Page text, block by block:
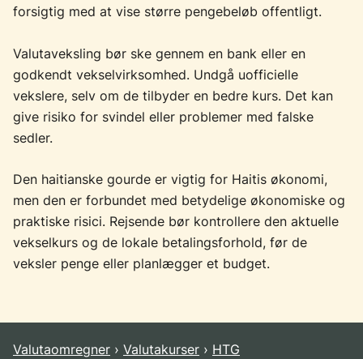
forsigtig med at vise større pengebeløb offentligt.
Valutaveksling bør ske gennem en bank eller en
godkendt vekselvirksomhed. Undgå uofficielle
vekslere, selv om de tilbyder en bedre kurs. Det kan
give risiko for svindel eller problemer med falske
sedler.
Den haitianske gourde er vigtig for Haitis økonomi,
men den er forbundet med betydelige økonomiske og
praktiske risici. Rejsende bør kontrollere den aktuelle
vekselkurs og de lokale betalingsforhold, før de
veksler penge eller planlægger et budget.
Valutaomregner Valutakurser HTG